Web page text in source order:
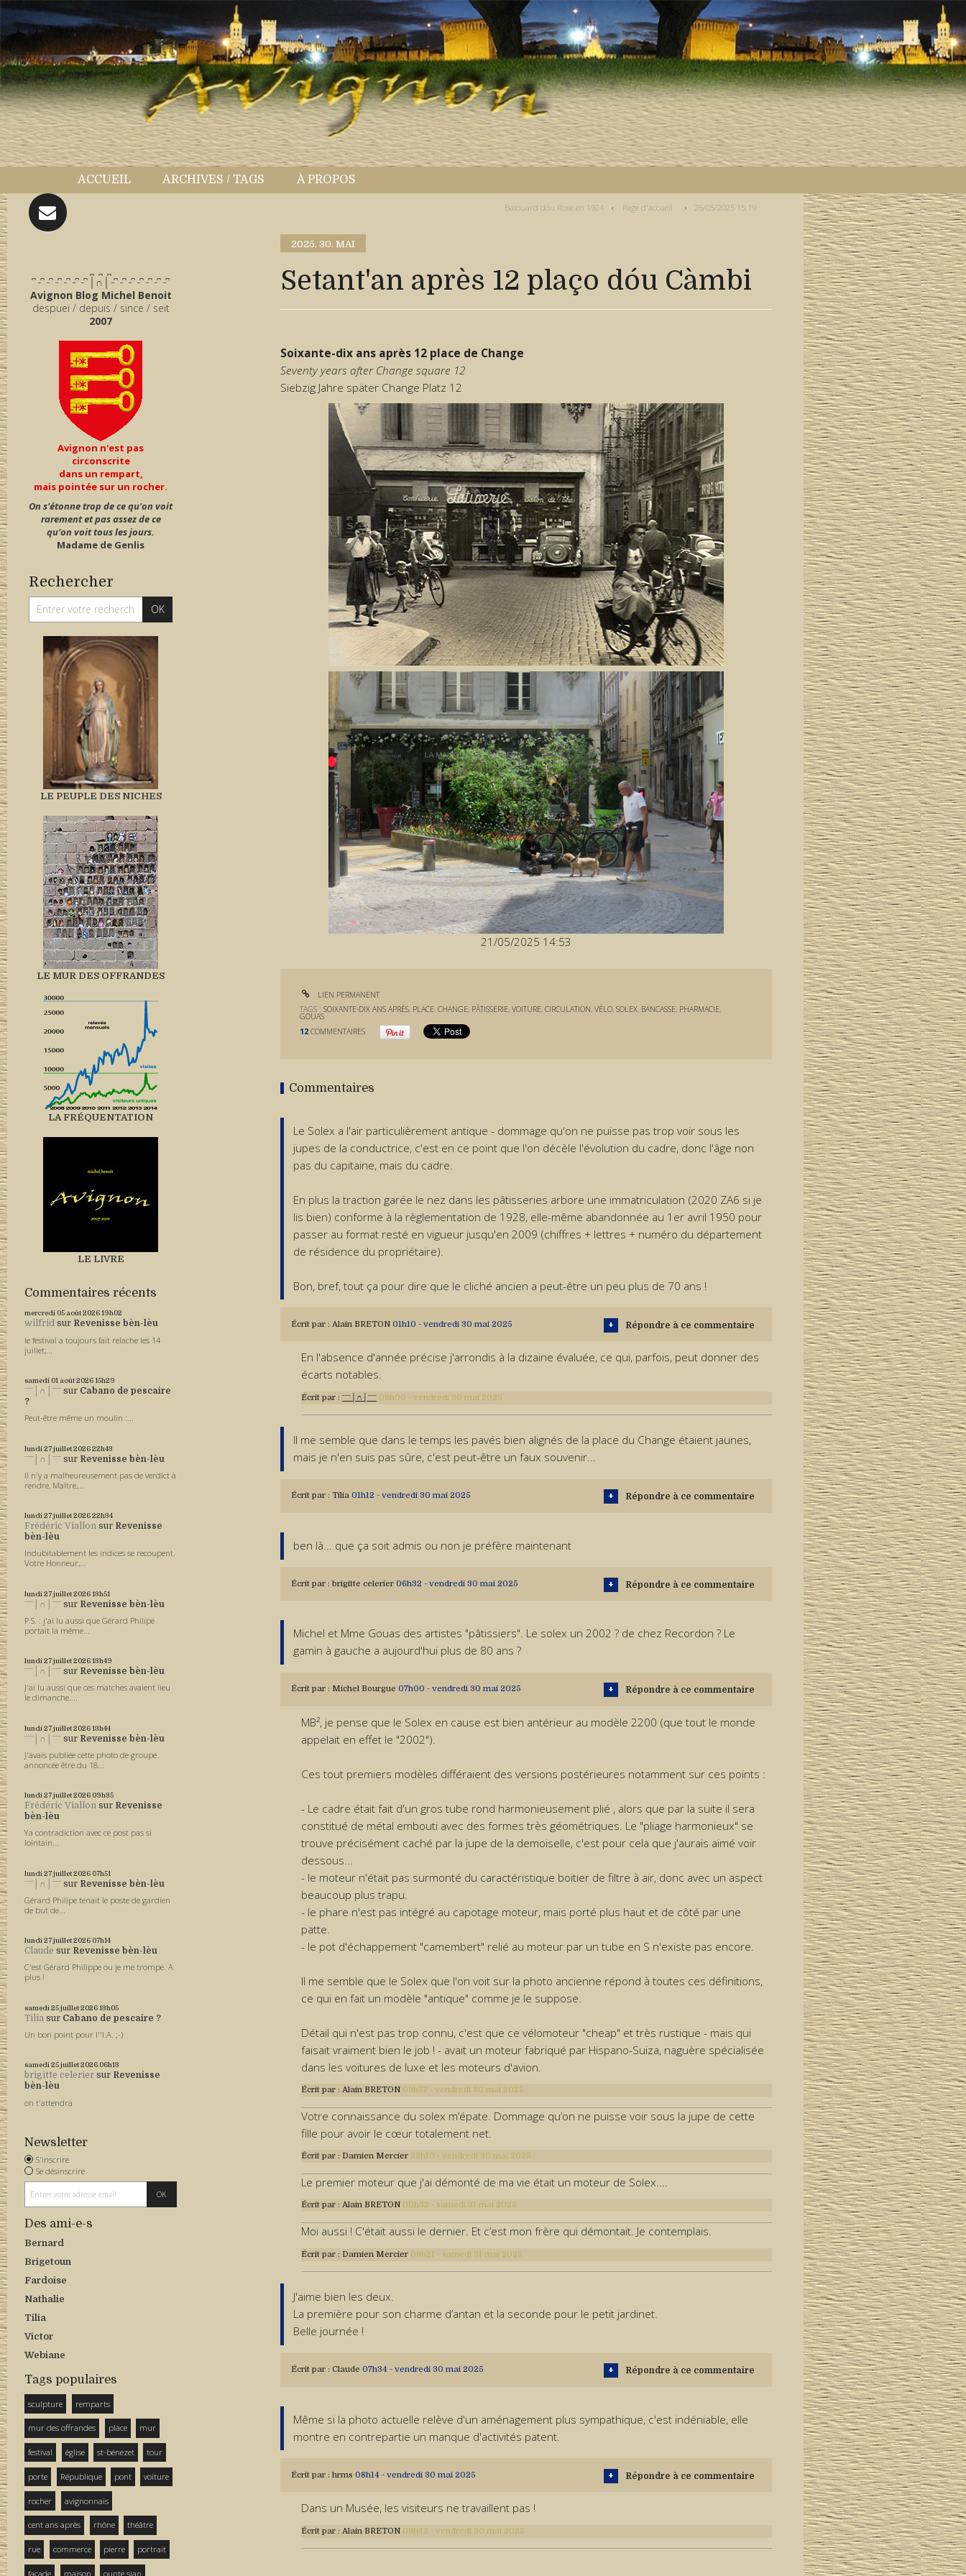
ACCUEIL ARCHIVES / TAGS À PROPOS
͆ ̵ ͆ ̵ ͆ ̵ ͆ ̵ ͆ ̵ ͆ ̵ ͆ │∩│ ̵ ͆ ̵ ͆ ̵ ͆ ̵ ͆ ̵ ͆ ̵ ͆ ̵ ͆
Avignon Blog Michel Benoit
despuei / depuis / since / seit
2007
Avignon n'est pas
circonscrite
dans un rempart,
mais pointée sur un rocher.
On s'étonne trop de ce qu'on voit
rarement et pas assez de ce
qu'on voit tous les jours.
Madame de Genlis
Rechercher
LE PEUPLE DES NICHES
LE MUR DES OFFRANDES
LA FRÉQUENTATION
LE LIVRE
Commentaires récents
mercredi 05 août 2026 19h02
wilfrid sur Revenisse bèn-lèu
le festival a toujours fait relache les 14
juillet,...
samedi 01 août 2026 15h29
ˉˉˉ│∩│ˉˉˉ sur Cabano de pescaire
?
Peut-être même un moulin :...
lundi 27juillet 2026 22h43
ˉˉˉ│∩│ˉˉˉ sur Revenisse bèn-lèu
Il n'y a malheureusement pas de verdict à
rendre, Maître,...
lundi 27juillet 2026 22h34
Frédéric Viallon sur Revenisse
bèn-lèu
Indubitablement les indices se recoupent.
Votre Honneur,...
lundi 27juillet 2026 13h51
ˉˉˉ│∩│ˉˉˉ sur Revenisse bèn-lèu
P.S. : j'ai lu aussi que Gérard Philipe
portait la même...
lundi 27juillet 2026 13h49
ˉˉˉ│∩│ˉˉˉ sur Revenisse bèn-lèu
J'ai lu aussi que ces matches avaient lieu
le dimanche....
lundi 27juillet 2026 13h44
ˉˉˉ│∩│ˉˉˉ sur Revenisse bèn-lèu
J'avais publiée cette photo de groupe
annoncée être du 18...
lundi 27juillet 2026 09h35
Frédéric Viallon sur Revenisse
bèn-lèu
Ya contradiction avec ce post pas si
lointain...
lundi 27juillet 2026 07h51
ˉˉˉ│∩│ˉˉˉ sur Revenisse bèn-lèu
Gérard Philipe tenait le poste de gardien
de but de...
lundi 27juillet 2026 07h14
Claude sur Revenisse bèn-lèu
C'est Gérard Philippe ou je me trompe. A
plus !
samedi 25 juillet 2026 13h05
Tilia sur Cabano de pescaire ?
Un bon point pour l''I.A. ;-)
samedi 25 juillet 2026 06h13
brigitte celerier sur Revenisse
bèn-lèu
on t'attendra
Newsletter
S'inscrire
Se désinscrire
Des ami-e-s
Bernard
Brigetoun
Fardoise
Nathalie
Tilia
Victor
Webiane
Tags populaires
sculpture remparts
mur des offrandes place mur
festival église st-bénezet tour
porte République pont voiture
rocher avignonnais
cent ans après rhône théâtre
rue commerce pierre portrait
façade maison ounte sian
Balouard dóu Rose en 1924 Page d'accueil 26/05/2025 15:19
2025. 30. MAI
Setant'an après 12 plaço dóu Càmbi
Soixante-dix ans après 12 place de Change
Seventy years after Change square 12
Siebzig Jahre später Change Platz 12
21/05/2025 14:53
LIEN PERMANENT
TAGS : SOIXANTE-DIX ANS APRÈS, PLACE, CHANGE, PÂTISSERIE, VOITURE, CIRCULATION, VÉLO, SOLEX, BANCASSE, PHARMACIE,
GOUAS
12 COMMENTAIRES
Commentaires
Le Solex a l'air particulièrement antique - dommage qu'on ne puisse pas trop voir sous les
jupes de la conductrice, c'est en ce point que l'on décèle l'évolution du cadre, donc l'âge non
pas du capitaine, mais du cadre.
En plus la traction garée le nez dans les pâtisseries arbore une immatriculation (2020 ZA6 si je
lis bien) conforme à la règlementation de 1928, elle-même abandonnée au 1er avril 1950 pour
passer au format resté en vigueur jusqu'en 2009 (chiffres + lettres + numéro du département
de résidence du propriétaire).
Bon, bref, tout ça pour dire que le cliché ancien a peut-être un peu plus de 70 ans !
Écrit par : Alain BRETON 01h10 - vendredi 30 mai 2025 Répondre à ce commentaire
En l'absence d'année précise j'arrondis à la dizaine évaluée, ce qui, parfois, peut donner des
écarts notables.
Écrit par :ˉˉˉ│∩│ˉˉˉ 09h00 -vendredi 30 mai 2025
Il me semble que dans le temps les pavés bien alignés de la place du Change étaient jaunes,
mais je n'en suis pas sûre, c'est peut-être un faux souvenir...
Écrit par : Tilia 01h12 - vendredi 30 mai 2025 Répondre à ce commentaire
ben là... que ça soit admis ou non je préfère maintenant
Écrit par : brigitte celerier 06h32 - vendredi 30 mai 2025 Répondre à ce commentaire
Michel et Mme Gouas des artistes "pâtissiers". Le solex un 2002 ? de chez Recordon ? Le
gamin à gauche a aujourd'hui plus de 80 ans ?
Écrit par : Michel Bourgue 07h00 - vendredi 30 mai 2025 Répondre à ce commentaire
MB², je pense que le Solex en cause est bien antérieur au modèle 2200 (que tout le monde
appelait en effet le "2002").
Ces tout premiers modèles différaient des versions postérieures notamment sur ces points :
- Le cadre était fait d'un gros tube rond harmonieusement plié , alors que par la suite il sera
constitué de métal embouti avec des formes très géométriques. Le "pliage harmonieux" se
trouve précisément caché par la jupe de la demoiselle, c'est pour cela que j'aurais aimé voir
dessous...
- le moteur n'était pas surmonté du caractéristique boitier de filtre à air, donc avec un aspect
beaucoup plus trapu.
- le phare n'est pas intégré au capotage moteur, mais porté plus haut et de côté par une
patte.
- le pot d'échappement "camembert" relié au moteur par un tube en S n'existe pas encore.
Il me semble que le Solex que l'on voit sur la photo ancienne répond à toutes ces définitions,
ce qui en fait un modèle "antique" comme je le suppose.
Détail qui n'est pas trop connu, c'est que ce vélomoteur "cheap" et très rustique - mais qui
faisait vraiment bien le job ! - avait un moteur fabriqué par Hispano-Suiza, naguère spécialisée
dans les voitures de luxe et les moteurs d'avion.
Écrit par :Alain BRETON 09h57 -vendredi 30 mai 2025
Votre connaissance du solex m’épate. Dommage qu’on ne puisse voir sous la jupe de cette
fille pour avoir le cœur totalement net.
Écrit par : Damien Mercier 23h10 -vendredi 30 mai 2025
Le premier moteur que j'ai démonté de ma vie était un moteur de Solex....
Écrit par :Alain BRETON 00h32 - samedi 31 mai 2025
Moi aussi ! C'était aussi le dernier. Et c’est mon frère qui démontait. Je contemplais.
Écrit par : Damien Mercier 09h21 - samedi 31 mai 2025
J'aime bien les deux.
La première pour son charme d’antan et la seconde pour le petit jardinet.
Belle journée !
Écrit par : Claude 07h34 - vendredi 30 mai 2025 Répondre à ce commentaire
Même si la photo actuelle relève d'un aménagement plus sympathique, c'est indéniable, elle
montre en contrepartie un manque d'activités patent.
Écrit par : hrms 08h14 - vendredi 30 mai 2025 Répondre à ce commentaire
Dans un Musée, les visiteurs ne travaillent pas !
Écrit par :Alain BRETON 09h42 -vendredi 30 mai 2025